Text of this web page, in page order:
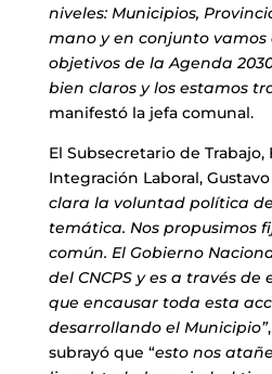
niveles: Municipios,
mano y en conjunto
objetivos de la Agenda
bien claros y los estamos
manifestó la jefa comunal.
El Subsecretario de Trabajo,
Integración Laboral,
clara la voluntad política
temática. Nos propusimos
común. El Gobierno
del CNCPS y es a través de
que encausar toda esta
desarrollando el Municipio”
subrayó que “esto nos